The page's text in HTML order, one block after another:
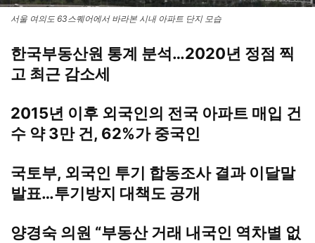
서울 여의도 63스퀘어에서 바라본 시내 아파트 단지 모습
한국부동산원 통계 분석…2020년 정점 찍
고 최근 감소세
2015년 이후 외국인의 전국 아파트 매입 건
수 약 3만 건, 62%가 중국인
국토부, 외국인 투기 합동조사 결과 이달말
발표…투기방지 대책도 공개
양경숙 의원 “부동산 거래 내국인 역차별 없